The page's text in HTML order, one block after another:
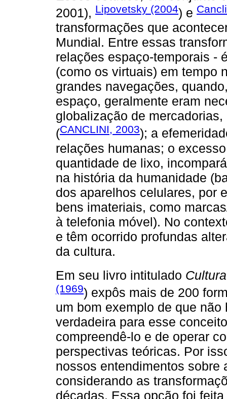
2001), Lipovetsky (2004) e
transformações que
Mundial. Entre essas
relações espaço-temporais -
(como os virtuais) em tempo
grandes navegações,
espaço, geralmente eram
globalização de
(CANCLINI, 2003); a
relações humanas; o
quantidade de lixo,
na história da humanidade
dos aparelhos celulares, por
bens imateriais, como
à telefonia móvel). No
e têm ocorrido profundas
da cultura.
Em seu livro intitulado
(1969) expôs mais de 200
um bom exemplo de que
verdadeira para esse
compreendê-lo e de operar
perspectivas teóricas. Por
nossos entendimentos sobre
considerando as
décadas. Essa opção foi